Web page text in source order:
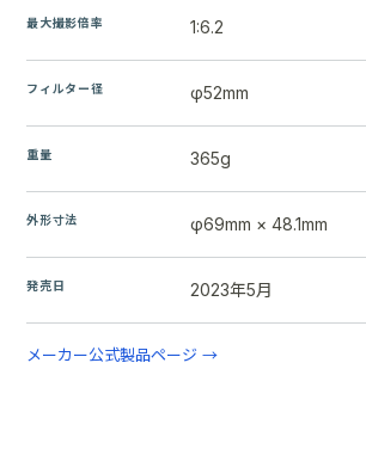
最大撮影倍率 1:6.2
フィルター径 φ52mm
重量 365g
外形寸法 φ69mm × 48.1mm
発売日 2023年5月
メーカー公式製品ページ →